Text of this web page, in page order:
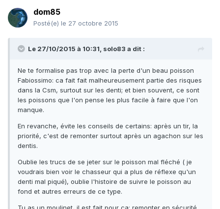
dom85
Posté(e) le 27 octobre 2015
Le 27/10/2015 à 10:31, solo83 a dit :
Ne te formalise pas trop avec la perte d'un beau poisson
Fabiossimo: ca fait fait malheureusement partie des risques
dans la Csm, surtout sur les denti; et bien souvent, ce sont
les poissons que l'on pense les plus facile à faire que l'on
manque.
En revanche, évite les conseils de certains: après un tir, la
priorité, c'est de remonter surtout après un agachon sur les
dentis.
Oublie les trucs de se jeter sur le poisson mal fléché ( je
voudrais bien voir le chasseur qui a plus de réflexe qu'un
denti mal piqué), oublie l'histoire de suivre le poisson au
fond et autres erreurs de ce type.